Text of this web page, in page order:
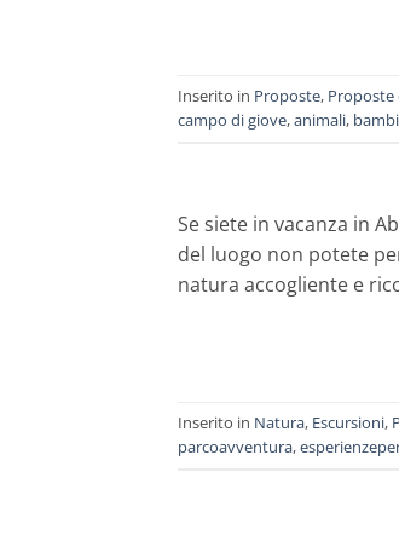
Inserito in Proposte, Proposte
campo di giove,animali,
Se siete in vacanza in
del luogo non potete
natura accogliente e
Inserito in Natura, Escursioni,
parcoavventura,